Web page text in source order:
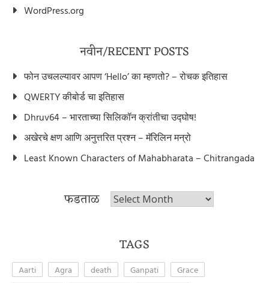
WordPress.org
नवीन/RECENT POSTS
फोन उचलल्यावर आपण ‘Hello’ का म्हणतो? – रोचक इतिहास
QWERTY कीबोर्ड चा इतिहास
Dhruv64 – भारताच्या सिलिकॉन क्रांतीचा उद्घोष!
अखेरचे क्षण आणि अनुत्तरित प्रश्न – मॅरिलिन मन्रो
Least Known Characters of Mahabharata – Chitrangada
फडताळ फडताळ
TAGS
Aarti Agra death Ganpati
Grace